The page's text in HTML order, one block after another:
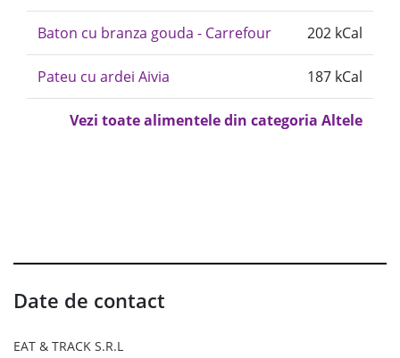
Baton cu branza gouda - Carrefour 202 kCal
Pateu cu ardei Aivia 187 kCal
Vezi toate alimentele din categoria Altele
Date de contact
EAT & TRACK S.R.L